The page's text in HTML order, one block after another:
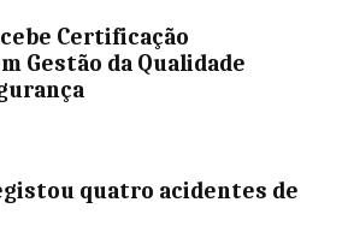
Certificação
Gestão da Qualidade
quatro acidentes de